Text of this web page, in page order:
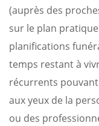
(auprès des
sur le plan
planifications
temps restant à
récurrents
aux yeux de la
ou des